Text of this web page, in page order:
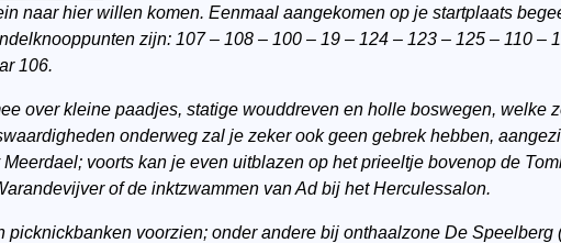
naar hier willen komen. Eenmaal aangekomen op je startplaats
zijn: 107 – 108 – 100 – 19 – 124 – 123 – 125 – 110 –
106.
over kleine paadjes, statige wouddreven en holle boswegen, welke
onderweg zal je zeker ook geen gebrek hebben,
voorts kan je even uitblazen op het prieeltje bovenop de
of de inktzwammen van Ad bij het Herculessalon.
picknickbanken voorzien; onder andere bij onthaalzone De Speelberg